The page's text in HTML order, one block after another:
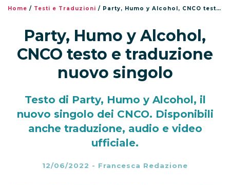
Home / Testi e Traduzioni / Party, Humo y Alcohol, CNCO testo e traduzione nuovo singolo
Party, Humo y Alcohol,
CNCO testo e traduzione
nuovo singolo
Testo di Party, Humo y Alcohol, il
nuovo singolo dei CNCO. Disponibili
anche traduzione, audio e video
ufficiale.
12/06/2022 - Francesca Redazione